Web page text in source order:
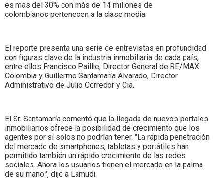
es más del 30% con más de 14 millones de
colombianos pertenecen a la clase media.
El reporte presenta una serie de entrevistas en profundidad
con figuras clave de la industria inmobiliaria de cada país,
entre ellos Francisco Paillie, Director General de RE/MAX
Colombia y Guillermo Santamaría Alvarado, Director
Administrativo de Julio Corredor y Cia.
El Sr. Santamaría comentó que la llegada de nuevos portales
inmobiliarios ofrece la posibilidad de crecimiento que los
agentes por sí solos no podrían tener. "La rápida penetración
del mercado de smartphones, tabletas y portátiles han
permitido también un rápido crecimiento de las redes
sociales. Ahora los usuarios tienen el mercado en la palma
de su mano.", dijo a Lamudi.